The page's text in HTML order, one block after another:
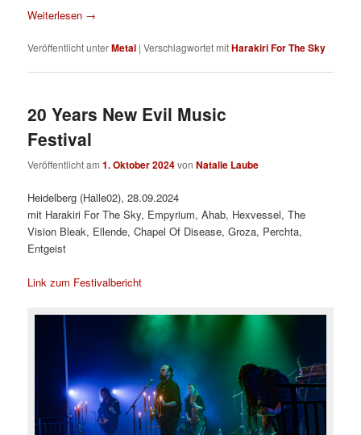
Weiterlesen →
Veröffentlicht unterMetal |Verschlagwortet mitHarakiri For The Sky
20 Years New Evil Music
Festival
Veröffentlicht am1. Oktober 2024vonNatalie Laube
Heidelberg (Halle02), 28.09.2024
mit Harakiri For The Sky, Empyrium, Ahab, Hexvessel, The
Vision Bleak, Ellende, Chapel Of Disease, Groza, Perchta,
Entgeist
Link zum Festivalbericht